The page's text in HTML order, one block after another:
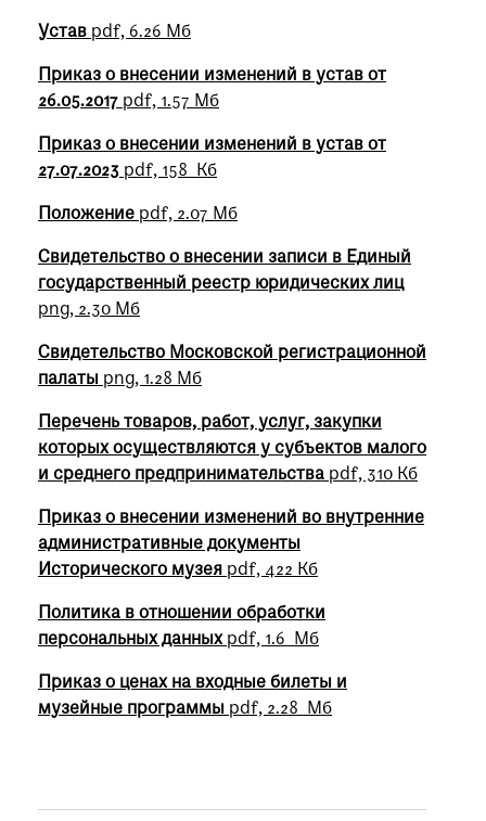
Устав pdf, 6.26 Мб
Приказ о внесении изменений в устав от
26.05.2017 pdf, 1.57 Мб
Приказ о внесении изменений в устав от
27.07.2023 pdf, 158 Кб
Положение pdf, 2.07 Мб
Свидетельство о внесении записи в Единый
государственный реестр юридических лиц
png, 2.30 Мб
Свидетельство Московской регистрационной
палаты png, 1.28 Мб
Перечень товаров, работ, услуг, закупки
которых осуществляются у субъектов малого
и среднего предпринимательства pdf, 310 Кб
Приказ о внесении изменений во внутренние
административные документы
Исторического музея pdf, 422 Кб
Политика в отношении обработки
персональных данных pdf, 1.6 Мб
Приказ о ценах на входные билеты и
музейные программы pdf, 2.28 Мб